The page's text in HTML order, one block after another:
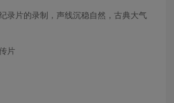
录片的录制，声线沉稳自然，古典大气
片